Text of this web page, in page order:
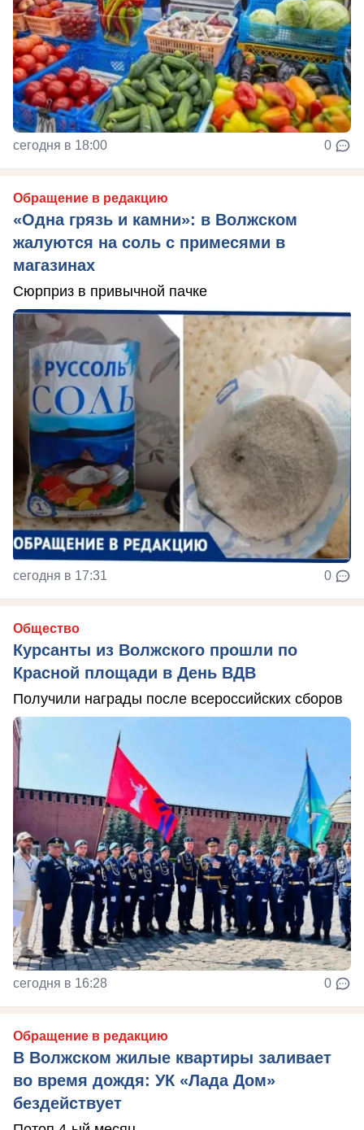
сегодня в 18:00 0
Обращение в редакцию
«Одна грязь и камни»: в Волжском
жалуются на соль с примесями в
магазинах
Сюрприз в привычной пачке
сегодня в 17:31 0
Общество
Курсанты из Волжского прошли по
Красной площади в День ВДВ
Получили награды после всероссийских сборов
сегодня в 16:28 0
Обращение в редакцию
В Волжском жилые квартиры заливает
во время дождя: УК «Лада Дом»
бездействует